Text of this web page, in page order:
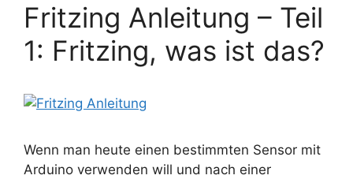
Fritzing Anleitung – Teil
1: Fritzing, was ist das?
Wenn man heute einen bestimmten Sensor mit
Arduino verwenden will und nach einer